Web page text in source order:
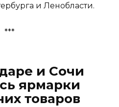
и Ленобласти.
***
и Сочи
ярмарки
товаров